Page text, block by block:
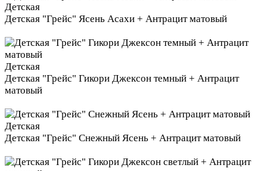
Детская
Детская "Грейс" Ясень Асахи + Антрацит матовый
Детская
Детская "Грейс" Гикори Джексон темный + Антрацит
матовый
Детская
Детская "Грейс" Снежный Ясень + Антрацит матовый